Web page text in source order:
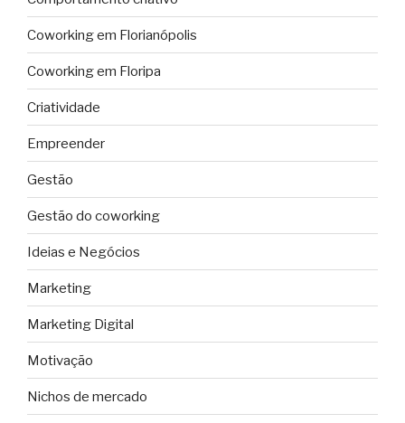
Coworking em Florianópolis
Coworking em Floripa
Criatividade
Empreender
Gestão
Gestão do coworking
Ideias e Negócios
Marketing
Marketing Digital
Motivação
Nichos de mercado